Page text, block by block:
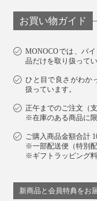
お買い物ガイド
MONOCOでは、バ
品だけを取り扱ってい
ひと目で良さがわか
扱っています。
正午までのご注文（
※在庫のある商品に限
ご購入商品金額合計
※一部配送便（特別
※ギフトラッピング
新商品と会員特典をお